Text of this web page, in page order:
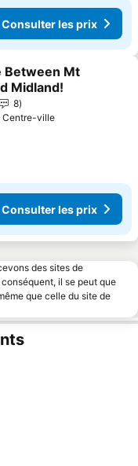
Consulter les prix
mes favoris
Between Mt
Midland!
8
Centre-ville
Consulter les prix
des sites de
il se peut que
que celle du site de